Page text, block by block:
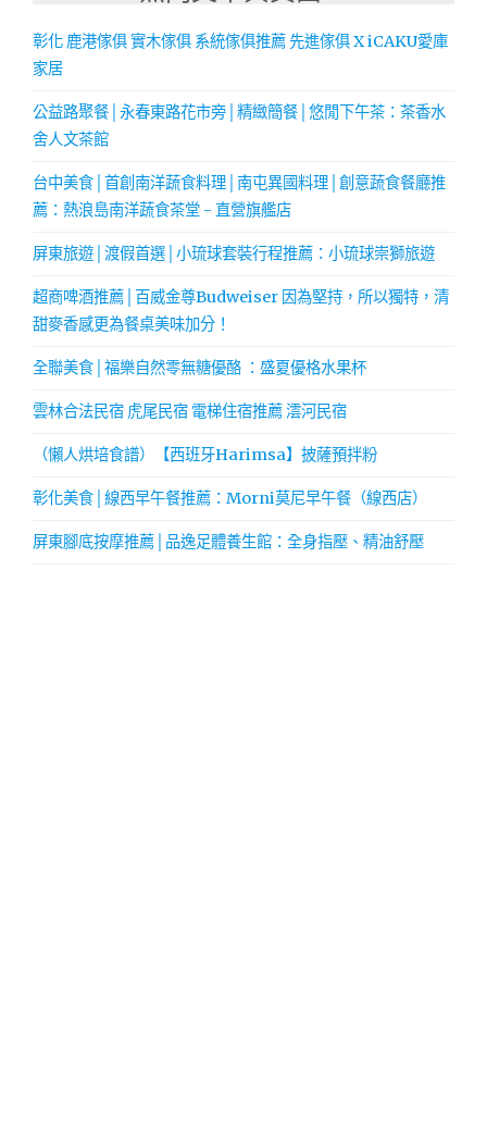
彰化 鹿港傢俱 實木傢俱 系統傢俱推薦 先進傢俱 X iCAKU愛庫
家居
公益路聚餐│永春東路花市旁│精緻簡餐│悠閒下午茶：茶香水
舍人文茶館
台中美食│首創南洋蔬食料理│南屯異國料理│創意蔬食餐廳推
薦：熱浪島南洋蔬食茶堂 - 直營旗艦店
屏東旅遊│渡假首選│小琉球套裝行程推薦：小琉球崇獅旅遊
超商啤酒推薦│百威金尊Budweiser 因為堅持，所以獨特，清
甜麥香感更為餐桌美味加分！
全聯美食│福樂自然零無糖優酪 ：盛夏優格水果杯
雲林合法民宿 虎尾民宿 電梯住宿推薦 澐河民宿
（懶人烘培食譜）【西班牙Harimsa】披薩預拌粉
彰化美食│線西早午餐推薦：Morni莫尼早午餐（線西店）
屏東腳底按摩推薦│品逸足體養生館：全身指壓、精油舒壓